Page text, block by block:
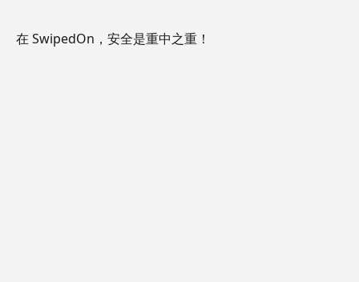
在 SwipedOn，安全是重中之重！